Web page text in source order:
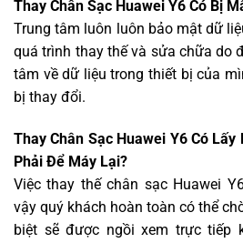
Thay Chân Sạc Huawei Y6 Có Bị
Trung tâm luôn luôn bảo mật dữ
quá trình thay thế và sửa chữa do
tâm về dữ liệu trong thiết bị của
bị thay đổi.
Thay Chân Sạc Huawei Y6 Có
Phải Để Máy Lại?
Việc thay thế chân sạc Huawei
vậy quý khách hoàn toàn có thể
biệt sẽ được ngồi xem trực tiếp